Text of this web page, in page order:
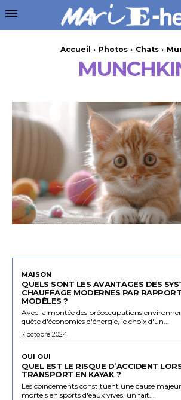
Accueil Photos Chats
MAISON
QUELS SONT LES AVANTAGES DES
CHAUFFAGE MODERNES PAR
MODÈLES ?
Avec la montée des préoccupations
quête d'économies d'énergie, le choix d'un...
7 octobre 2024
OUI OUI
QUEL EST LE RISQUE D’ACCIDENT
TRANSPORT EN KAYAK ?
Les coincements constituent une cause
mortels en sports d'eaux vives, un fait...